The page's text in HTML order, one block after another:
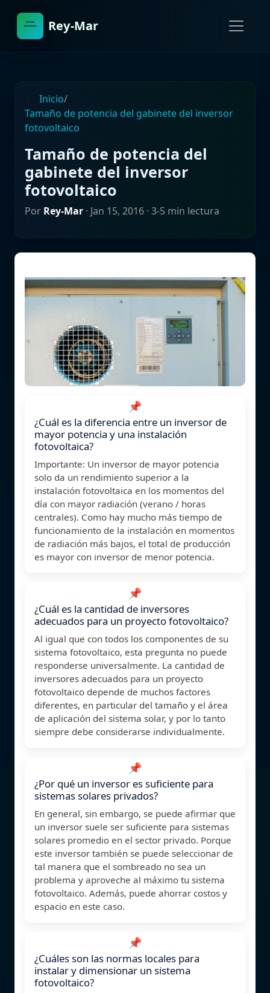
Rey-Mar
Inicio/
Tamaño de potencia del gabinete del inversor
fotovoltaico
Tamaño de potencia del
gabinete del inversor
fotovoltaico
Por Rey-Mar · Jan 15, 2016 · 3-5 min lectura
📌
¿Cuál es la diferencia entre un inversor de
mayor potencia y una instalación
fotovoltaica?
Importante: Un inversor de mayor potencia
solo da un rendimiento superior a la
instalación fotovoltaica en los momentos del
día con mayor radiación (verano / horas
centrales). Como hay mucho más tiempo de
funcionamiento de la instalación en momentos
de radiación más bajos, el total de producción
es mayor con inversor de menor potencia.
📌
¿Cuál es la cantidad de inversores
adecuados para un proyecto fotovoltaico?
Al igual que con todos los componentes de su
sistema fotovoltaico, esta pregunta no puede
responderse universalmente. La cantidad de
inversores adecuados para un proyecto
fotovoltaico depende de muchos factores
diferentes, en particular del tamaño y el área
de aplicación del sistema solar, y por lo tanto
siempre debe considerarse individualmente.
📌
¿Por qué un inversor es suficiente para
sistemas solares privados?
En general, sin embargo, se puede afirmar que
un inversor suele ser suficiente para sistemas
solares promedio en el sector privado. Porque
este inversor también se puede seleccionar de
tal manera que el sombreado no sea un
problema y aproveche al máximo tu sistema
fotovoltaico. Además, puede ahorrar costos y
espacio en este caso.
📌
¿Cuáles son las normas locales para
instalar y dimensionar un sistema
fotovoltaico?